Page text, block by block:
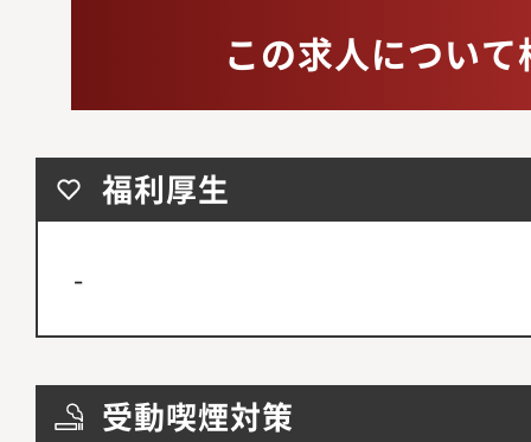
この求人につい
福利厚生
-
受動喫煙対策